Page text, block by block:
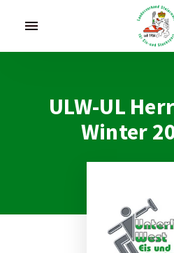
menu
ULW-UL
Winter